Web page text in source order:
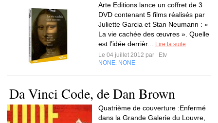
Arte Editions lance un coffret de 3
DVD contenant 5 films réalisés par
Juliette Garcia et Stan Neumann : «
La vie cachée des œuvres ». Quelle
est l’idée derrièr...
Lire la suite
Le 04 juillet 2012 par
Etv
NONE NONE
Da Vinci Code, de Dan Brown
Quatrième de couverture :Enfermé
dans la Grande Galerie du Louvre,